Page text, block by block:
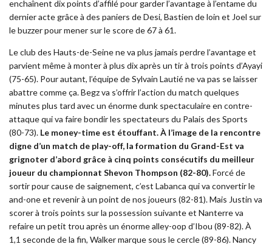
enchaînent dix points d’affilé pour garder l’avantage à l’entame du
dernier acte grâce à des paniers de Desi, Bastien de loin et Joel sur
le buzzer pour mener sur le score de 67 à 61.
Le club des Hauts-de-Seine ne va plus jamais perdre l’avantage et
parvient même à monter à plus dix après un tir à trois points d’Ayayi
(75-65). Pour autant, l’équipe de Sylvain Lautié ne va pas se laisser
abattre comme ça. Begz va s’offrir l’action du match quelques
minutes plus tard avec un énorme dunk spectaculaire en contre-
attaque qui va faire bondir les spectateurs du Palais des Sports
(80-73). Le money-time est étouffant. À l’image de la rencontre
digne d’un match de play-off, la formation du Grand-Est va
grignoter d’abord grâce à cinq points consécutifs du meilleur
joueur du championnat Shevon Thompson (82-80).Forcé de
sortir pour cause de saignement, c’est Labanca qui va convertir le
and-one et revenir à un point de nos joueurs (82-81). Mais Justin va
scorer à trois points sur la possession suivante et Nanterre va
refaire un petit trou après un énorme alley-oop d’Ibou (89-82). À
1,1 seconde de la fin, Walker marque sous le cercle (89-86). Nancy